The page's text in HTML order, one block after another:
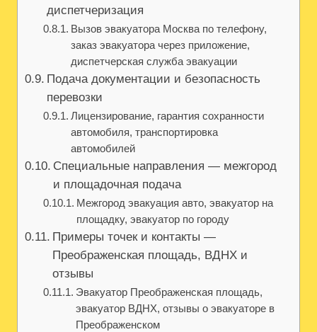
диспетчеризация
Вызов эвакуатора Москва по телефону,
заказ эвакуатора через приложение,
диспетчерская служба эвакуации
Подача документации и безопасность
перевозки
Лицензирование, гарантия сохранности
автомобиля, транспортировка
автомобилей
Специальные направления — межгород
и площадочная подача
Межгород эвакуация авто, эвакуатор на
площадку, эвакуатор по городу
Примеры точек и контакты —
Преображенская площадь, ВДНХ и
отзывы
Эвакуатор Преображенская площадь,
эвакуатор ВДНХ, отзывы о эвакуаторе в
Преображенском